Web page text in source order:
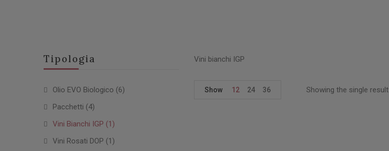
Tipologia
Olio EVO Biologico (6)
Pacchetti (4)
Vini Bianchi IGP (1)
Vini Rosati DOP (1)
Vini bianchi IGP
Showing the single result
Show 12 24 36